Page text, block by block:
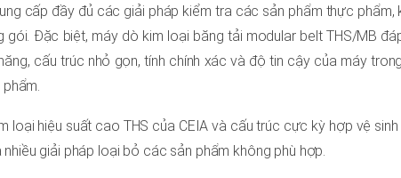
cấp đầy đủ các giải pháp kiểm tra các sản phẩm thực phẩm,
Đặc biệt, máy dò kim loại băng tải modular belt THS/MB
cấu trúc nhỏ gọn, tính chính xác và độ tin cậy của máy
hiệu suất cao THS của CEIA và cấu trúc cực kỳ hợp vệ sinh
giải pháp loại bỏ các sản phẩm không phù hợp.